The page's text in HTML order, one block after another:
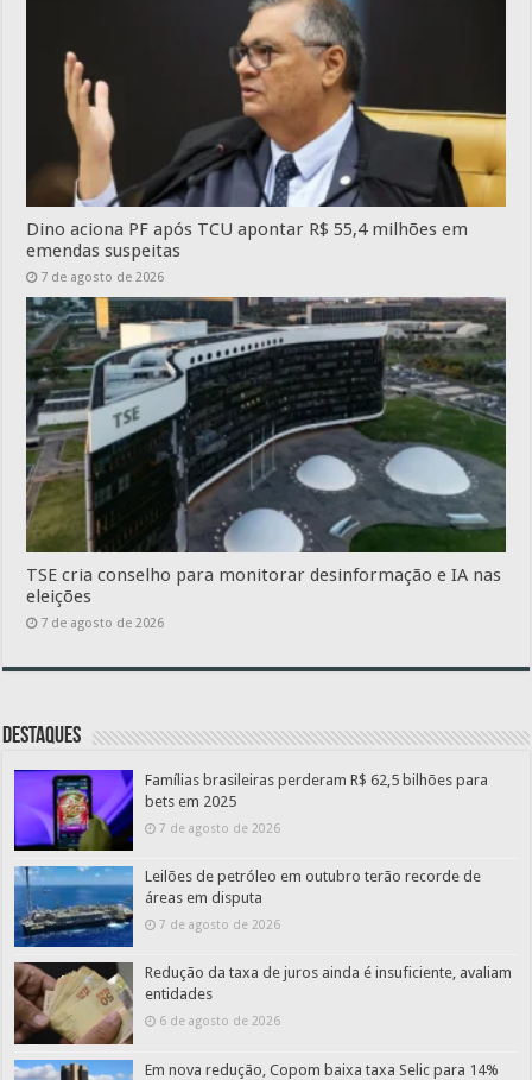
Dino aciona PF após TCU apontar R$ 55,4 milhões em
emendas suspeitas
7 de agosto de 2026
TSE cria conselho para monitorar desinformação e IA nas
eleições
7 de agosto de 2026
Destaques
Famílias brasileiras perderam R$ 62,5 bilhões para
bets em 2025
7 de agosto de 2026
Leilões de petróleo em outubro terão recorde de
áreas em disputa
7 de agosto de 2026
Redução da taxa de juros ainda é insuficiente, avaliam
entidades
6 de agosto de 2026
Em nova redução, Copom baixa taxa Selic para 14%